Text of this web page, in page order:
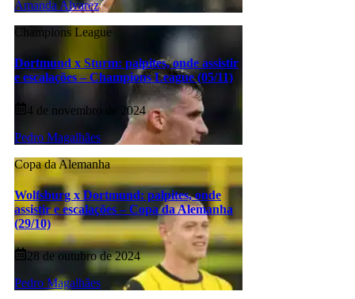
Amanda Alvarez
Champions League
Dortmund x Sturm: palpites, onde assistir
e escalações – Champions League (05/11)
4 de novembro de 2024
Pedro Magalhães
Copa da Alemanha
Wolfsburg x Dortmund: palpites, onde
assistir e escalações – Copa da Alemanha
(29/10)
28 de outubro de 2024
Pedro Magalhães